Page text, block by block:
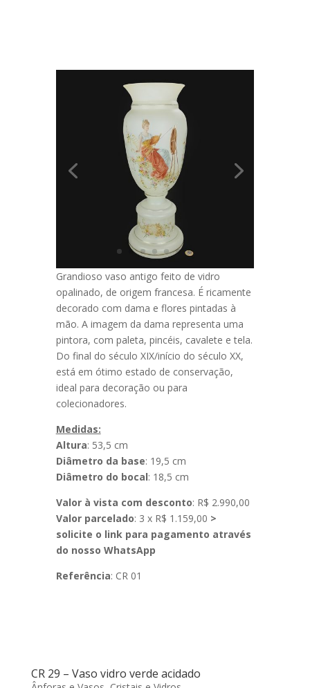
Grandioso vaso antigo feito de vidro
opalinado, de origem francesa. É ricamente
decorado com dama e flores pintadas à
mão. A imagem da dama representa uma
pintora, com paleta, pincéis, cavalete e tela.
Do final do século XIX/início do século XX,
está em ótimo estado de conservação,
ideal para decoração ou para
colecionadores.
Medidas:
Altura: 53,5 cm
Diâmetro da base: 19,5 cm
Diâmetro do bocal: 18,5 cm
Valor à vista com desconto: R$ 2.990,00
Valor parcelado: 3 x R$ 1.159,00 >
solicite o link para pagamento através
do nosso WhatsApp
Referência: CR 01
CR 29 – Vaso vidro verde acidado